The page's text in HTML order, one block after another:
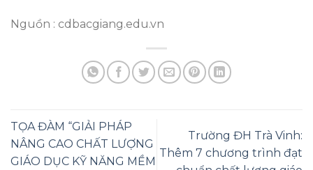
Nguồn : cdbacgiang.edu.vn
TỌA ĐÀM “GIẢI PHÁP
NÂNG CAO CHẤT LƯỢNG
GIÁO DỤC KỸ NĂNG MỀM
Trường ĐH Trà Vinh:
Thêm 7 chương trình đạt